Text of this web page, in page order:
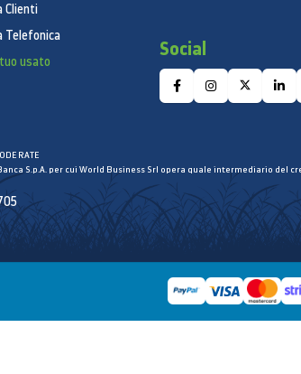
Clienti
Telefonica
usato
Social
RATE
S.p.A. per cui World Business Srl opera quale intermediario del